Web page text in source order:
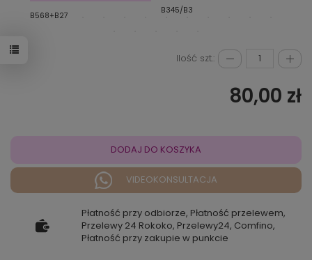
B568+B27
B345/B3
Ilość szt.:
80,00 zł
DODAJ DO KOSZYKA
VIDEOKONSULTACJA
Płatność przy odbiorze, Płatność przelewem,
Przelewy 24 Rokoko, Przelewy24, Comfino,
Płatność przy zakupie w punkcie